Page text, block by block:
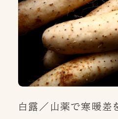
白露／山薬で寒暖差